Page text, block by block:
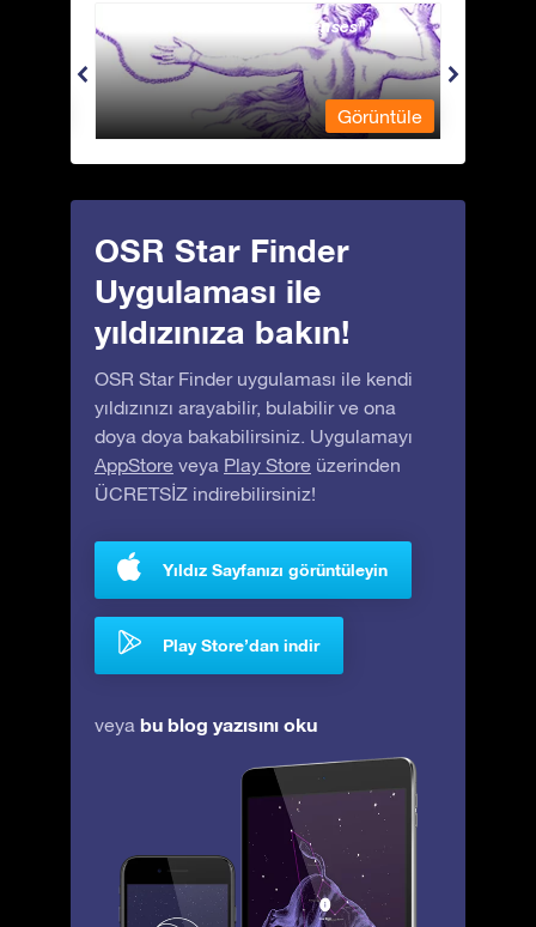
Andromeda - Zincirli Prenses
Görüntüle
OSR Star Finder
Uygulaması ile
yıldızınıza bakın!
OSR Star Finder uygulaması ile kendi
yıldızınızı arayabilir, bulabilir ve ona
doya doya bakabilirsiniz. Uygulamayı
AppStore veya Play Store üzerinden
ÜCRETSİZ indirebilirsiniz!
Yıldız Sayfanızı görüntüleyin
Play Store’dan indir
veya bu blog yazısını oku